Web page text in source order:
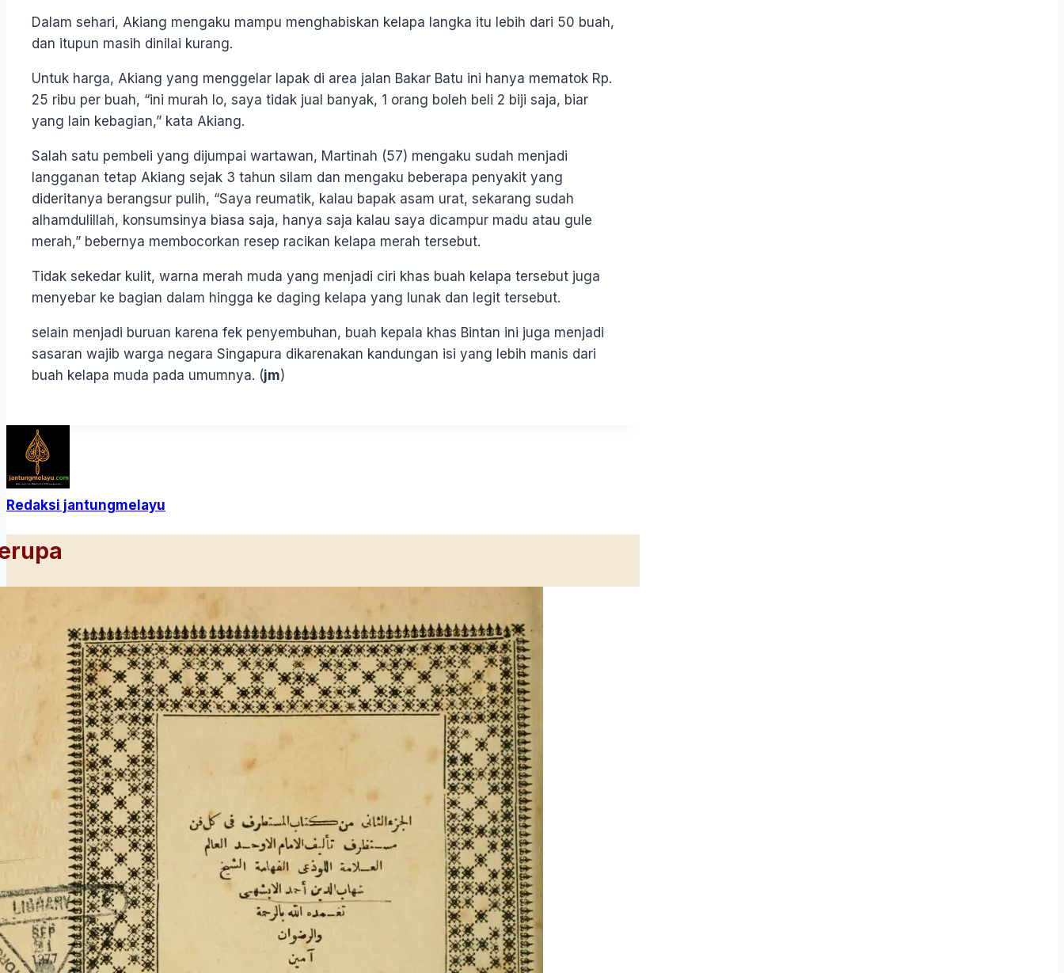
Dalam sehari, Akiang mengaku mampu menghabiskan kelapa langka itu lebih dari 50 buah,
dan itupun masih dinilai kurang.
Untuk harga, Akiang yang menggelar lapak di area jalan Bakar Batu ini hanya mematok Rp.
25 ribu per buah, “ini murah lo, saya tidak jual banyak, 1 orang boleh beli 2 biji saja, biar
yang lain kebagian,” kata Akiang.
Salah satu pembeli yang dijumpai wartawan, Martinah (57) mengaku sudah menjadi
langganan tetap Akiang sejak 3 tahun silam dan mengaku beberapa penyakit yang
dideritanya berangsur pulih, “Saya reumatik, kalau bapak asam urat, sekarang sudah
alhamdulillah, konsumsinya biasa saja, hanya saja kalau saya dicampur madu atau gule
merah,” bebernya membocorkan resep racikan kelapa merah tersebut.
Tidak sekedar kulit, warna merah muda yang menjadi ciri khas buah kelapa tersebut juga
menyebar ke bagian dalam hingga ke daging kelapa yang lunak dan legit tersebut.
selain menjadi buruan karena fek penyembuhan, buah kepala khas Bintan ini juga menjadi
sasaran wajib warga negara Singapura dikarenakan kandungan isi yang lebih manis dari
buah kelapa muda pada umumnya. (jm)
Redaksi jantungmelayu